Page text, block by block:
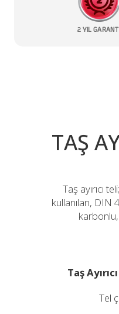
TAŞ
Taş ayırıcı
kullanılan, DIN
Taş
Tel